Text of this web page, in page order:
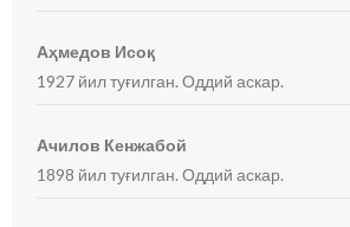
Аҳмедов Исоқ
1927 йил туғилган. Оддий аскар.
Ачилов Кенжабой
1898 йил туғилган. Оддий аскар.